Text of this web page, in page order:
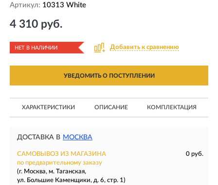
Артикул: 10313 White
4 310 руб.
НЕТ В НАЛИЧИИ Добавить к сравнению
УВЕДОМИТЬ О ПОСТУПЛЕНИИ
ХАРАКТЕРИСТИКИ ОПИСАНИЕ КОМПЛЕКТАЦИЯ
ДОСТАВКА В МОСКВА
САМОВЫВОЗ ИЗ МАГАЗИНА
0 руб.
по предварительному заказу
(г. Москва, м. Таганская,
ул. Большие Каменщики, д. 6, стр. 1)